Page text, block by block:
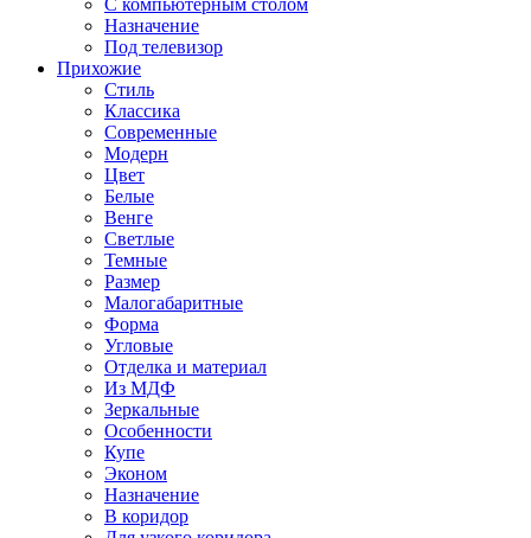
С компьютерным столом
Назначение
Под телевизор
Прихожие
Стиль
Классика
Современные
Модерн
Цвет
Белые
Венге
Светлые
Темные
Размер
Малогабаритные
Форма
Угловые
Отделка и материал
Из МДФ
Зеркальные
Особенности
Купе
Эконом
Назначение
В коридор